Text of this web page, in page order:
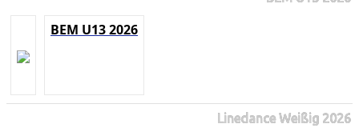
BEM U13 2026
Linedance Weißig 2026